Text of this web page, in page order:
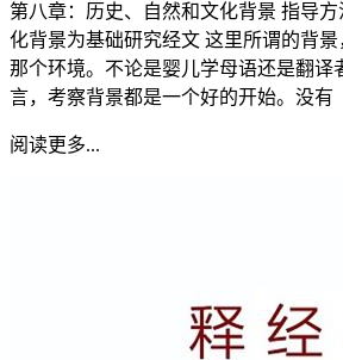
第八章：历史、自然和文化背景 指导
化背景为基础研究经文 这里所谓的背
那个环境。不论是婴儿学母语还是翻译
言，考察背景都是一个好的开始。没有
阅读更多...